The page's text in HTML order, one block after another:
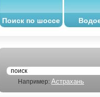
Поиск по шоссе
Например: Астрахань